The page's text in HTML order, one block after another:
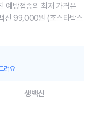
예방접종의 최저 가격은
신 99,000원 (조스타박스
려요
생백신